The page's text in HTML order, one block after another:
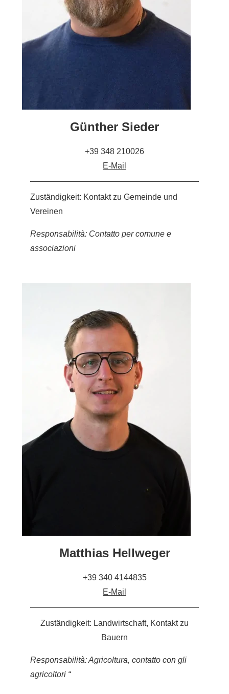
Günther Sieder
+39 348 210026
E-Mail
Zuständigkeit: Kontakt zu Gemeinde und
Vereinen
Responsabilità: Contatto per comune e
associazioni
Matthias Hellweger
+39 340 4144835
E-Mail
Zuständigkeit: Landwirtschaft, Kontakt zu
Bauern
Responsabilità: Agricoltura, contatto con gli
agricoltori “